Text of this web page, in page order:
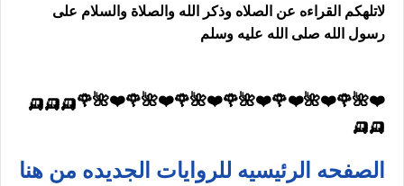
لاتلهكم القراءه عن الصلاه وذكر الله والصلاة والسلام على
رسول الله صلى الله عليه وسلم
❤️🌺🌹❤️🌺❤️🌹❤️🌺🌹❤️🌺🌹❤️🌺🌹❤️🌺🌹🛺🛺🛺
🛺🛺
الصفحه الرئيسيه للروايات الجديده من هنا